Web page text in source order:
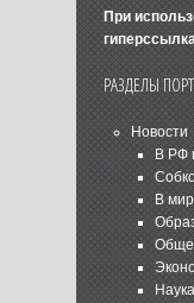
При
РАЗДЕЛЫ
Новости
В РФ
В
Наука